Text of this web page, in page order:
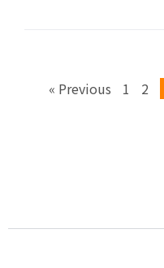
« Previous 1 2